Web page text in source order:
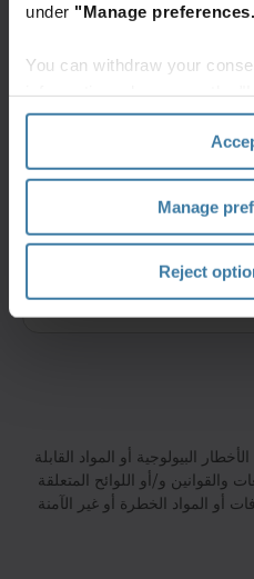
under "Manage
You can withdraw your
section" of ourPrivacy
Manage
Reject
وسلس
الخاصة بشركة آيرون
بالقرب من المدن الرئيسية
يعني قدرتنا على توفير
وكفاءة.
البيولوجية أو المواد القابلة
والقوانين و/أو اللوائح المتعلقة
أو المواد الخطرة أو غير الآمنة